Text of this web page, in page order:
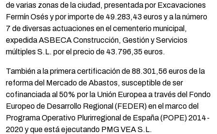
de varias zonas de la ciudad, presentada por Excavaciones
Fermín Osés y por importe de 49.283,43 euros y a la número
7 de diversas actuaciones en el cementerio municipal,
expedida ASBECA Construcción, Gestión y Servicios
múltiples S.L. por el precio de 43.796,35 euros.
También a la primera certificación de 88.301,56 euros de la
reforma del Mercado de Abastos, susceptible de ser
cofinanciada al 50% por la Unión Europea a través del Fondo
Europeo de Desarrollo Regional (FEDER) en el marco del
Programa Operativo Plurirregional de España (POPE) 2014-
2020 y que está ejecutando PMG VEA S.L.